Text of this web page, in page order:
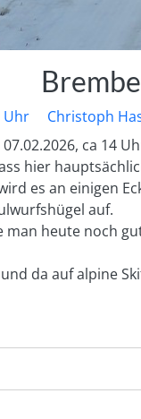
Uhr Christoph
ca 14
hier
es an einigen
auf.
heute noch
da auf alpine